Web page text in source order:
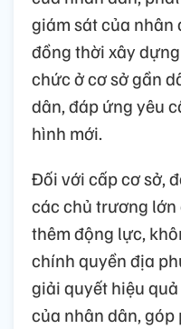
giám sát của nhân
đồng thời xây
chức ở cơ sở gần
dân, đáp ứng yêu
hình mới.
Đối với cấp cơ sở,
các chủ trương lớn
thêm động lực,
chính quyền địa
giải quyết hiệu
của nhân dân,